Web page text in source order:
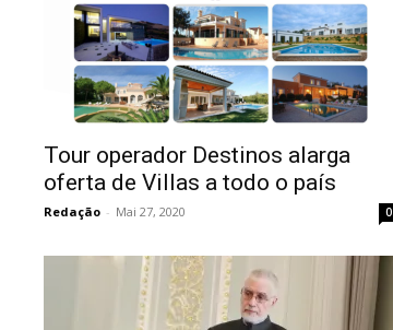
Tour operador Destinos alarga
oferta de Villas a todo o país
Redação - Mai 27, 2020 0